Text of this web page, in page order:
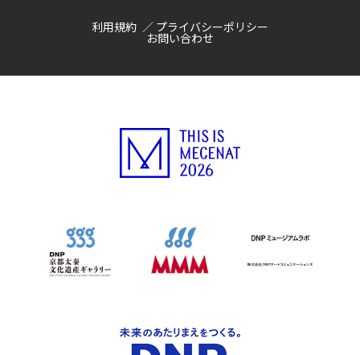
利用規約 プライバシーポリシー
お問い合わせ